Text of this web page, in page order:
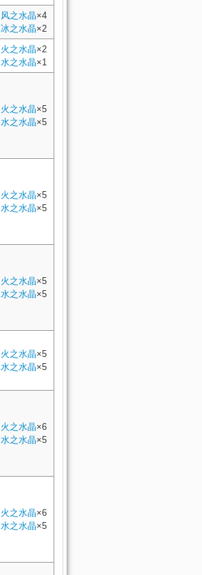
风之水晶×4
冰之水晶×2
火之水晶×2
水之水晶×1
火之水晶×5
水之水晶×5
火之水晶×5
水之水晶×5
火之水晶×5
水之水晶×5
火之水晶×5
水之水晶×5
火之水晶×6
水之水晶×5
火之水晶×6
水之水晶×5